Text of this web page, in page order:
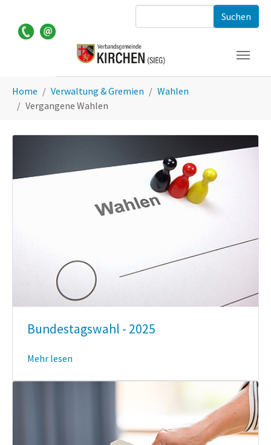
Home Verwaltung & Gremien
Wahlen
Vergangene Wahlen
Bundestagswahl - 2025
Mehr lesen